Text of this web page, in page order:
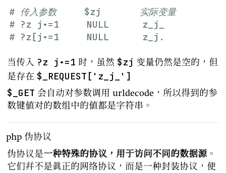
# 传入参数     $zj       实际变量
# ?z j.=1     NULL      z_j_
# ?z[j.=1     NULL      z_j.
当传入 ?z j.=1 时，虽然 $zj 变量仍然是空的，但
是存在 $_REQUEST['z_j_']
$_GET 会自动对参数调用 urldecode，所以得到的参
数键值对的数组中的值都是字符串。
php 伪协议
伪协议是一种特殊的协议，用于访问不同的数据源 。
它们并不是真正的网络协议，而是一种封装协议，使